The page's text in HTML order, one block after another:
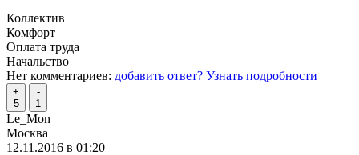
Коллектив
Комфорт
Оплата труда
Начальство
Нет комментариев: добавить ответ? Узнать подробности
+
5
-
1
Le_Mon
Москва
12.11.2016 в 01:20